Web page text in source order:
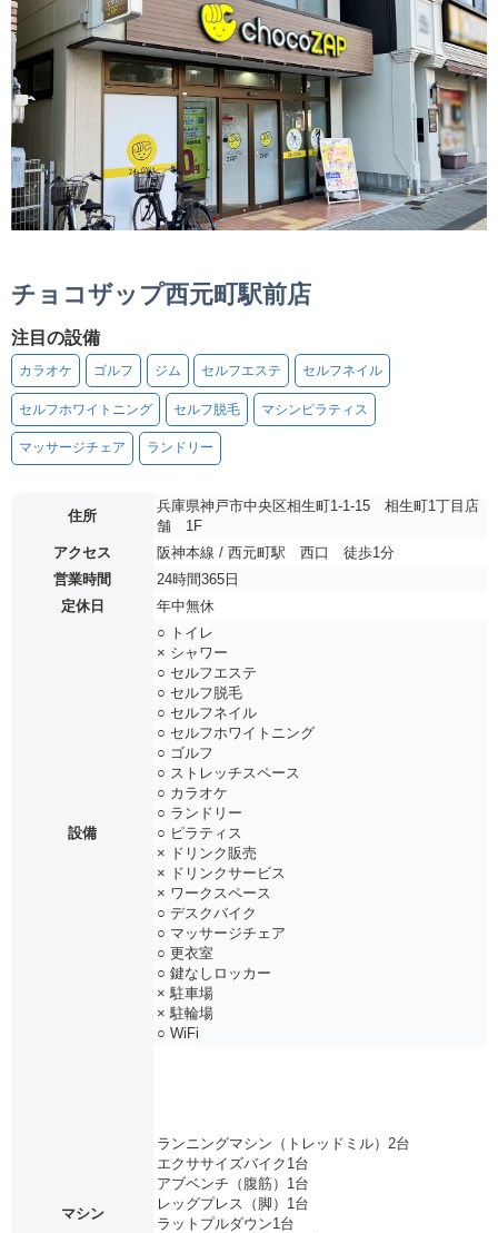
チョコザップ西元町駅前店
注目の設備
カラオケ ゴルフ ジム セルフエステ セルフネイル
セルフホワイトニング セルフ脱毛 マシンピラティス
マッサージチェア ランドリー
住所
兵庫県神戸市中央区相生町1-1-15 相生町1丁目店
舗 1F
アクセス
阪神本線 / 西元町駅 西口 徒歩1分
営業時間
24時間365日
定休日
年中無休
設備
○ トイレ
× シャワー
○ セルフエステ
○ セルフ脱毛
○ セルフネイル
○ セルフホワイトニング
○ ゴルフ
○ ストレッチスペース
○ カラオケ
○ ランドリー
○ ピラティス
× ドリンク販売
× ドリンクサービス
× ワークスペース
○ デスクバイク
○ マッサージチェア
○ 更衣室
○ 鍵なしロッカー
× 駐車場
× 駐輪場
○ WiFi
マシン
ランニングマシン（トレッドミル）2台
エクササイズバイク1台
アブベンチ（腹筋）1台
レッグプレス（脚）1台
ラットプルダウン1台